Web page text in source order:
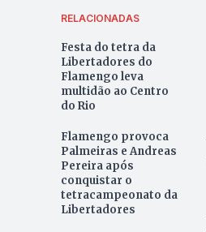
RELACIONADAS
Festa do tetra da
Libertadores do
Flamengo leva
multidão ao Centro
do Rio
Flamengo provoca
Palmeiras e Andreas
Pereira após
conquistar o
tetracampeonato da
Libertadores